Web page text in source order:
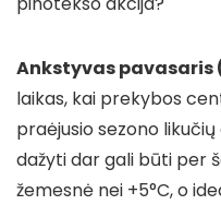
Ankstyvas
laikas, kai prekybos
praėjusio sezono
dažyti dar gali būti per
žemesnė nei +5°C, o